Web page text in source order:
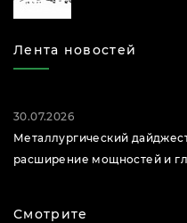
Лента новостей
30.07.2026
Металлургический
расширение мощностей и
Смотрите